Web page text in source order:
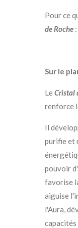
Pour ce
de Roche :
Sur le
LeCristal
renforce
Il
purifie et
pouvoir
favorise
aiguise
l'Aura,
capacités